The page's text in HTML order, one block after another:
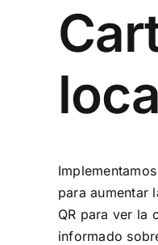
para aumentar
QR para ver la
informado